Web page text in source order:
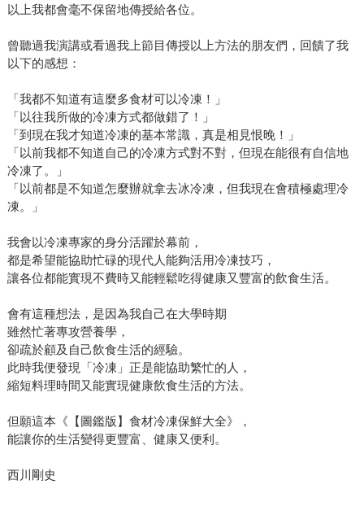
以上我都會毫不保留地傳授給各位。
曾聽過我演講或看過我上節目傳授以上方法的朋友們，回饋了我
以下的感想：
「我都不知道有這麼多食材可以冷凍！」
「以往我所做的冷凍方式都做錯了！」
「到現在我才知道冷凍的基本常識，真是相見恨晚！」
「以前我都不知道自己的冷凍方式對不對，但現在能很有自信地
冷凍了。」
「以前都是不知道怎麼辦就拿去冰冷凍，但我現在會積極處理冷
凍。」
我會以冷凍專家的身分活躍於幕前，
都是希望能協助忙碌的現代人能夠活用冷凍技巧，
讓各位都能實現不費時又能輕鬆吃得健康又豐富的飲食生活。
會有這種想法，是因為我自己在大學時期
雖然忙著專攻營養學，
卻疏於顧及自己飲食生活的經驗。
此時我便發現「冷凍」正是能協助繁忙的人，
縮短料理時間又能實現健康飲食生活的方法。
但願這本《【圖鑑版】食材冷凍保鮮大全》，
能讓你的生活變得更豐富、健康又便利。
西川剛史